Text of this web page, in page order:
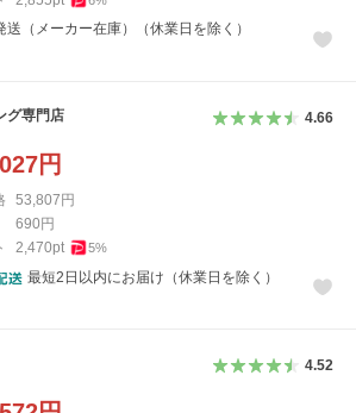
送（メーカー在庫）（休業日を除く）
グ専門店 4.66
円
53,807 円
690 円
2,470pt 5%
最短2日以内にお届け（休業日を除く）
4.52